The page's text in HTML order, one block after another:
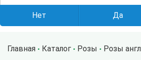
Главная Каталог Розы Розы
Нет Да